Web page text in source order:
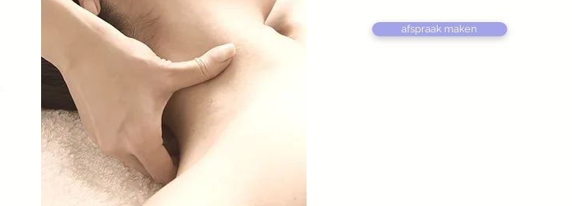
afspraak maken